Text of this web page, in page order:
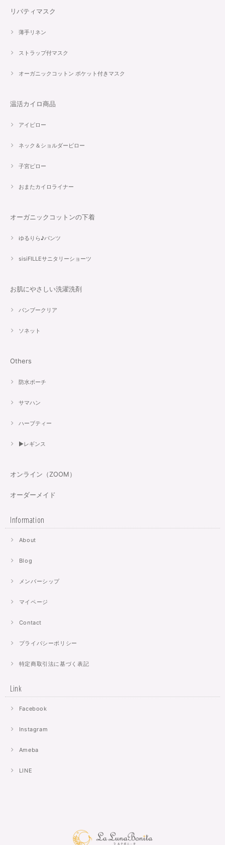
リバティマスク
薄手リネン
ストラップ付マスク
オーガニックコットン ポケット付きマスク
温活カイロ商品
アイピロー
ネック＆ショルダーピロー
子宮ピロー
おまたカイロライナー
オーガニックコットンの下着
ゆるりら♪パンツ
sisiFILLEサニタリーショーツ
お肌にやさしい洗濯洗剤
バンブークリア
ソネット
Others
防水ポーチ
サマハン
ハーブティー
▶︎レギンス
オンライン（ZOOM）
オーダーメイド
Information
About
Blog
メンバーシップ
マイページ
Contact
プライバシーポリシー
特定商取引法に基づく表記
Link
Facebook
Instagram
Ameba
LINE